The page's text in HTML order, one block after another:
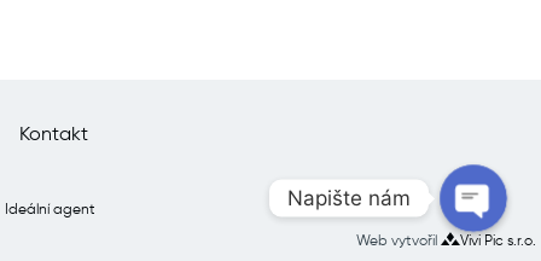
Kontakt
Ideální agent
Web vytvořil
Vivi Pic s.r.o.
Napište nám
Open